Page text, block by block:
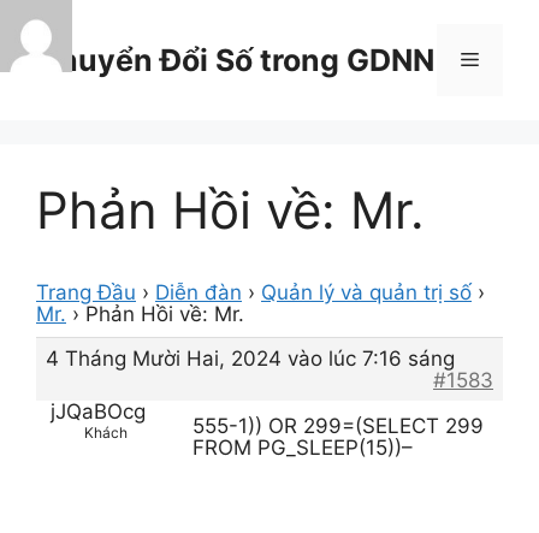
Chuyển
đến
nội
Chuyển Đổi Số trong GDNN Menu
Phản Hồi về: Mr.
Trang Đầu › Diễn đàn › Quản lý và quản trị số ›
Mr. › Phản Hồi về: Mr.
4 Tháng Mười Hai, 2024 vào lúc 7:16 sáng
#1583
jJQaBOcg
Khách
555-1)) OR 299=(SELECT 299
FROM PG_SLEEP(15))–